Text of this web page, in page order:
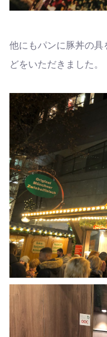
他にもパンに豚丼の
どをいただきました。